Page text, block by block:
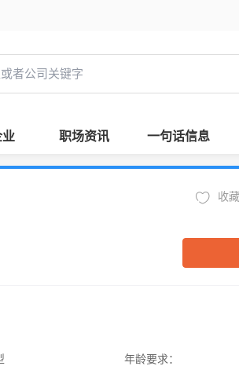
业 职场资讯 一句话信息
收藏
年龄要求：